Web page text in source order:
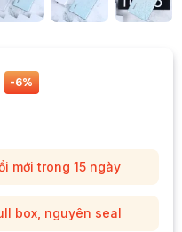
-6%
mới trong 15 ngày
box, nguyên seal